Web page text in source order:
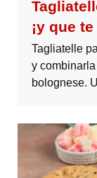
¡y que
Tagliatelle
y
bolognese.